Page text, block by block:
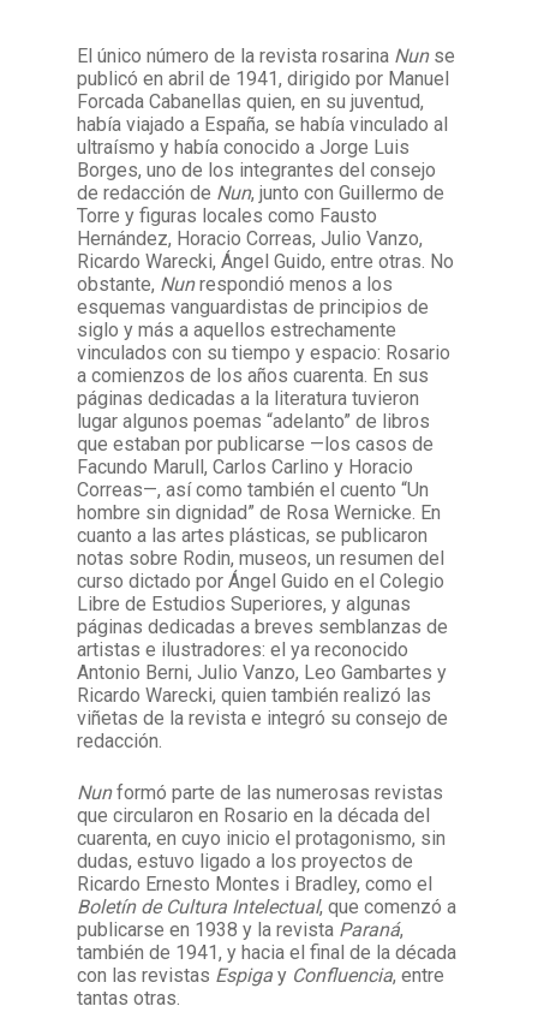
Facebook
Instagram
Twitter
Mail
El único número de la revista rosarina Nunse
publicó en abril de 1941, dirigido por Manuel
Forcada Cabanellas quien, en su juventud,
había viajado a España, se había vinculado al
ultraísmo y había conocido a Jorge Luis
Borges, uno de los integrantes del consejo
de redacción de Nun, junto con Guillermo de
Torre y figuras locales como Fausto
Hernández, Horacio Correas, Julio Vanzo,
Ricardo Warecki, Ángel Guido, entre otras. No
obstante, Nunrespondió menos a los
esquemas vanguardistas de principios de
siglo y más a aquellos estrechamente
vinculados con su tiempo y espacio: Rosario
a comienzos de los años cuarenta. En sus
páginas dedicadas a la literatura tuvieron
lugar algunos poemas “adelanto” de libros
que estaban por publicarse —los casos de
Facundo Marull, Carlos Carlino y Horacio
Correas—, así como también el cuento “Un
hombre sin dignidad” de Rosa Wernicke. En
cuanto a las artes plásticas, se publicaron
notas sobre Rodin, museos, un resumen del
curso dictado por Ángel Guido en el Colegio
Libre de Estudios Superiores, y algunas
páginas dedicadas a breves semblanzas de
artistas e ilustradores: el ya reconocido
Antonio Berni, Julio Vanzo, Leo Gambartes y
Ricardo Warecki, quien también realizó las
viñetas de la revista e integró su consejo de
redacción.
Nunformó parte de las numerosas revistas
que circularon en Rosario en la década del
cuarenta, en cuyo inicio el protagonismo, sin
dudas, estuvo ligado a los proyectos de
Ricardo Ernesto Montes i Bradley, como el
Boletín de Cultura Intelectual, que comenzó a
publicarse en 1938 y la revista Paraná,
también de 1941, y hacia el final de la década
con las revistas Espiga y Confluencia, entre
tantas otras.